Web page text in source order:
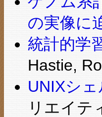
の実像に
統計的学
Hastie,
UNIXシ
リエイテ